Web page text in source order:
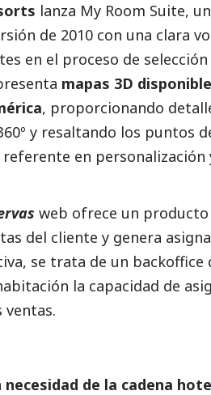
lanza My Room Suite,
de 2010 con una clara
en el proceso de
mapas 3D
, proporcionando
y resaltando los puntos
en personalización
web ofrece un
del cliente y genera
se trata de un
la capacidad de
ventas.
necesidad de la cadena